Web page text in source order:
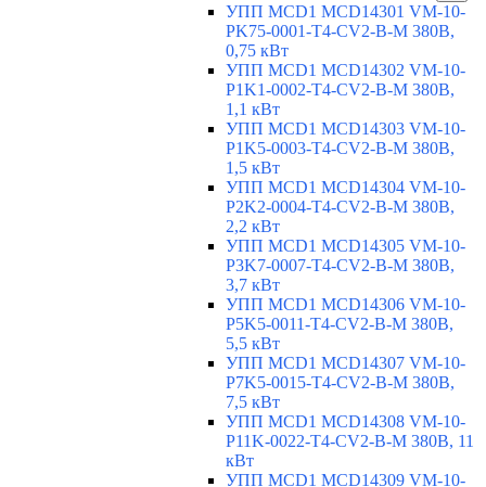
УПП MCD1 MCD14301 VM-10-
PK75-0001-T4-CV2-B-M 380В,
0,75 кВт
УПП MCD1 MCD14302 VM-10-
P1K1-0002-T4-CV2-B-M 380В,
1,1 кВт
УПП MCD1 MCD14303 VM-10-
P1K5-0003-T4-CV2-B-M 380В,
1,5 кВт
УПП MCD1 MCD14304 VM-10-
P2K2-0004-T4-CV2-B-M 380В,
2,2 кВт
УПП MCD1 MCD14305 VM-10-
P3K7-0007-T4-CV2-B-M 380В,
3,7 кВт
УПП MCD1 MCD14306 VM-10-
P5K5-0011-T4-CV2-B-M 380В,
5,5 кВт
УПП MCD1 MCD14307 VM-10-
P7K5-0015-T4-CV2-B-M 380В,
7,5 кВт
УПП MCD1 MCD14308 VM-10-
P11K-0022-T4-CV2-B-M 380В, 11
кВт
УПП MCD1 MCD14309 VM-10-